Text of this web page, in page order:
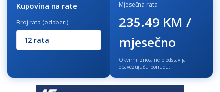
Kupovina na rate
Broj rata (odaberi)
Mjesečna rata
235.49 KM /
mjesečno
Okvirni iznos, ne predstavlja
obavezujuću ponudu.